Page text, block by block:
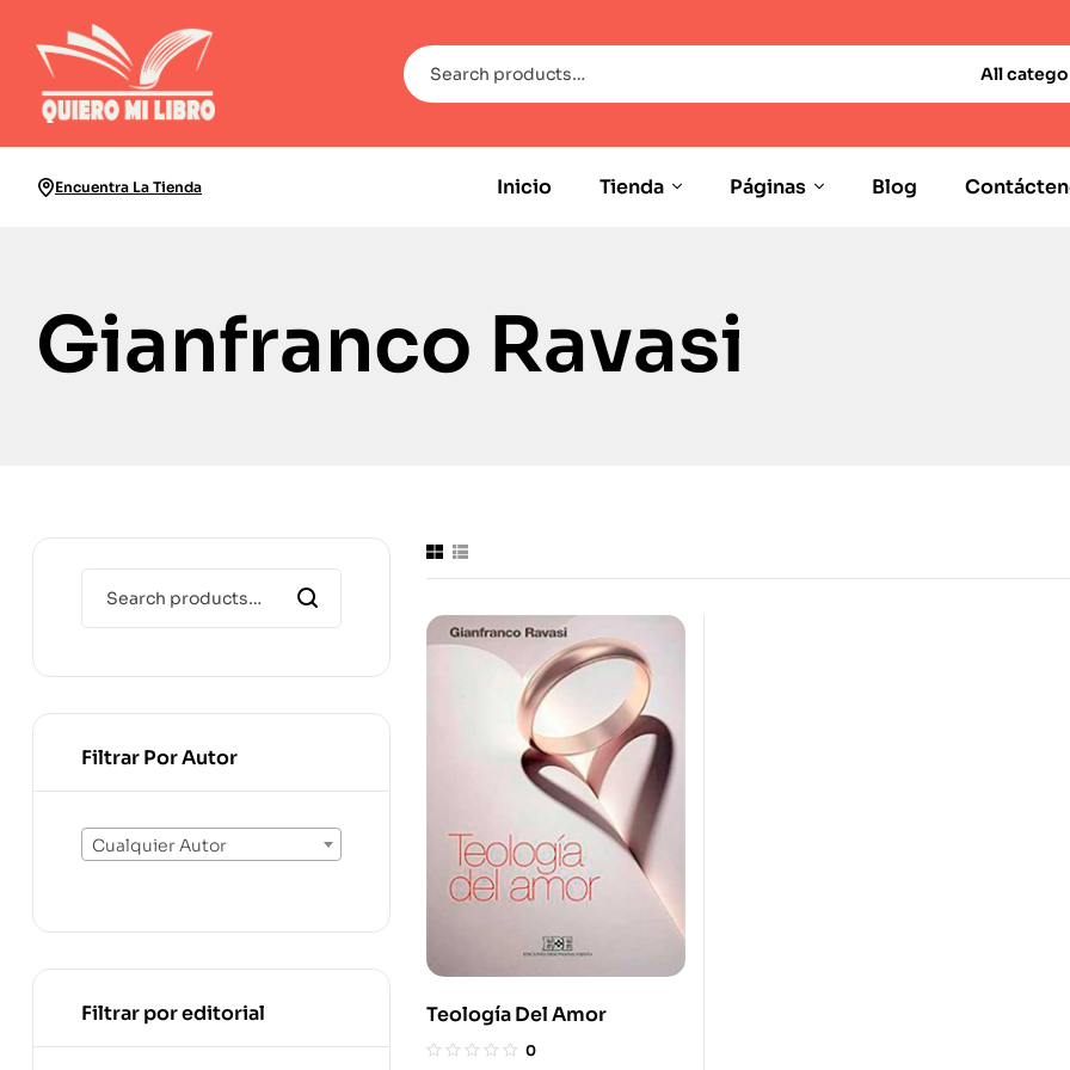
All
Encuentra La Tienda Inicio Tienda Páginas Blog
Gianfranco Ravasi
Teología Del Amor
0
Filtrar Por Autor
Cualquier Autor
Filtrar por editorial